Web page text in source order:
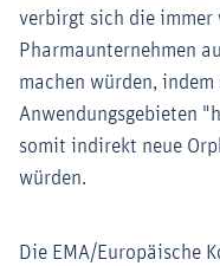
verbirgt sich die immer
Pharmaunternehmen
machen würden,
Anwendungsgebieten
somit indirekt neue
würden.
Die EMA/Europäische